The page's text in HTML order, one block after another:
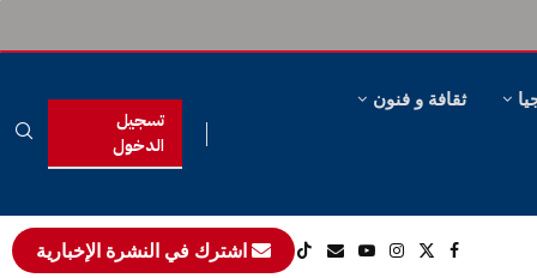
ثقافة و فنون
تسجيل
الدخول
اشترك في النشرة الإخبارية